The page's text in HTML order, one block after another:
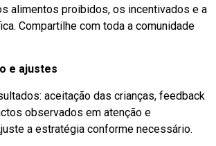
alimentos proibidos, os incentivados e a
Compartilhe com toda a comunidade
e ajustes
aceitação das crianças, feedback
observados em atenção e
a estratégia conforme necessário.